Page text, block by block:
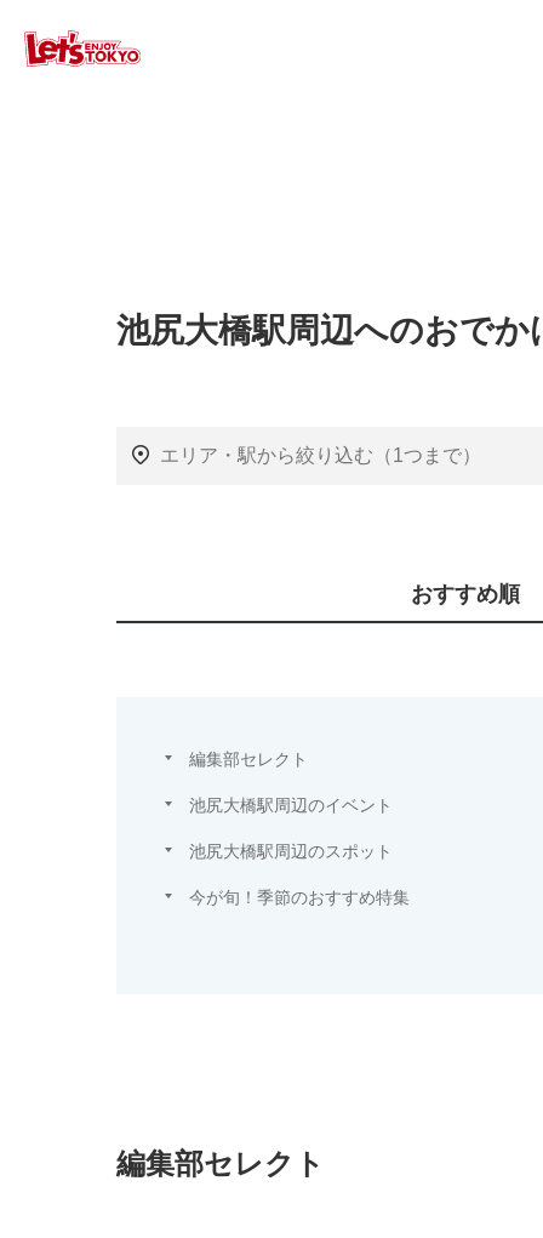
池尻大橋駅周辺へのおでか
おすすめ順
編集部セレクト
池尻大橋駅周辺のイベント
池尻大橋駅周辺のスポット
今が旬！季節のおすすめ特集
編集部セレクト